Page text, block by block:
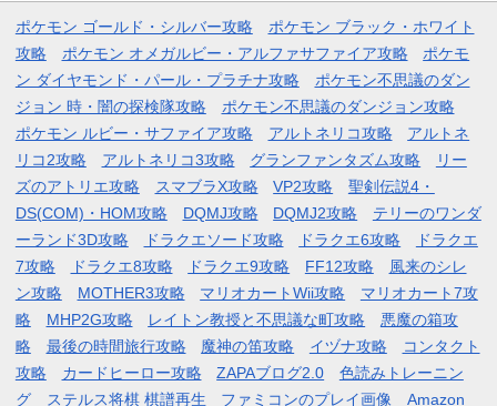
ポケモン ゴールド・シルバー攻略
ポケモン ブラック・ホワイト
攻略
ポケモン オメガルビー・アルファサファイア攻略
ポケモ
ン ダイヤモンド・パール・プラチナ攻略
ポケモン不思議のダン
ジョン 時・闇の探検隊攻略
ポケモン不思議のダンジョン攻略
ポケモン ルビー・サファイア攻略
アルトネリコ攻略
アルトネ
リコ2攻略
アルトネリコ3攻略 グランファンタズム攻略
リー
ズのアトリエ攻略
スマブラX攻略 VP2攻略
聖剣伝説4・
DS(COM)・HOM攻略
DQMJ攻略 DQMJ2攻略
テリーのワンダ
ーランド3D攻略
ドラクエソード攻略 ドラクエ6攻略
ドラクエ
7攻略
ドラクエ8攻略 ドラクエ9攻略 FF12攻略
風来のシレ
ン攻略
MOTHER3攻略 マリオカートWii攻略
マリオカート7攻
略
MHP2G攻略 レイトン教授と不思議な町攻略
悪魔の箱攻
略
最後の時間旅行攻略 魔神の笛攻略 イヅナ攻略
コンタクト
攻略
カードヒーロー攻略 ZAPAブログ2.0
色読みトレーニン
グ
ステルス将棋 棋譜再生 ファミコンのプレイ画像 Amazon